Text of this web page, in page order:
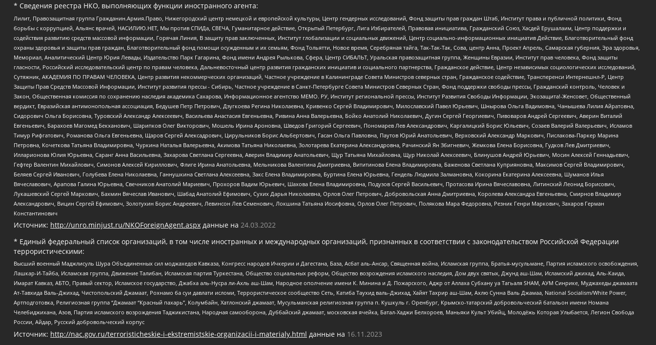
* Сведения реестра НКО, выполняющих функции иностранного агента:
Лилит, Правозащитная группа Гражданин.Армия.Право, Нижегородский центр немецкой и европейской культуры, Центр гендерных исследований, Фонд защиты прав граждан Штаб, Институт права и публичной политики, Фонд
борьбы с коррупцией, Альянс врачей, НАСИЛИЮ.НЕТ, Мы против СПИДа, СВЕЧА, Гуманитарное действие, Открытый Петербург, Лига Избирателей, Правовая инициатива, Гражданский Союз, Хасдей Ерушалаим, Центр поддержки и
содействия развитию средств массовой информации, Горячая Линия, В защиту прав заключенных, Институт глобализации и социальных движений, Центр социально-информационных инициатив Действие, Благотворительный фонд
охраны здоровья и защиты прав граждан, Благотворительный фонд помощи осужденным и их семьям, Фонд Тольятти, Новое время, Серебряная тайга, Так-Так-Так, Сова, центр Анна, Проект Апрель, Самарская губерния, Эра здоровья,
Мемориал, Аналитический Центр Юрия Левады, Издательство Парк Гагарина, Фонд имени Андрея Рылькова, Сфера, Центр СИБАЛЬТ, Уральская правозащитная группа, Женщины Евразии, Институт прав человека, Фонд защиты
гласности, Российский исследовательский центр по правам человека, Дальневосточный центр развития гражданских инициатив и социального партнерства, Гражданское действие, Центр независимых социологических исследований,
Сутяжник, АКАДЕМИЯ ПО ПРАВАМ ЧЕЛОВЕКА, Центр развития некоммерческих организаций, Частное учреждение в Калининграде Совета Министров северных стран, Гражданское содействие, Трансперенси Интернешнл-Р, Центр
Защиты Прав Средств Массовой Информации, Институт развития прессы - Сибирь, Частное учреждение в Санкт-Петербурге Совета Министров Северных Стран, Фонд поддержки свободы прессы, Гражданский контроль, Человек и
Закон, Общественная комиссия по сохранению наследия академика Сахарова, Информационное агентство МЕМО. РУ, Институт региональной прессы, Институт Развития Свободы Информации, Экозащита!-Женсовет, Общественный
вердикт, Евразийская антимонопольная ассоциация, Бедушев Петр Петрович, Дзугкоева Регина Николаевна, Кривенко Сергей Владимирович, Милославский Павел Юрьевич, Шнырова Ольга Вадимовна, Чанышева Лилия Айратовна,
Сидорович Ольга Борисовна, Туровский Александр Алексеевич, Васильева Анастасия Евгеньевна, Ривина Анна Валерьевна, Бойко Анатолий Николаевич, Дугин Сергей Георгиевич, Пивоваров Андрей Сергеевич, Аверин Виталий
Евгеньевич, Барахоев Магомед Бекханович, Шарипков Олег Викторович, Мошель Ирина Ароновна, Шведов Григорий Сергеевич, Пономарев Лев Александрович, Каргалицкий Борис Юльевич, Созаев Валерий Валерьевич, Исламов
Тимур Рифгатович, Романова Ольга Евгеньевна, Щаров Сергей Алексадрович, Цирульников Борис Альбертович, Гасан Ольга Павловна, Паутов Юрий Анатольевич, Верховский Александр Маркович, Пислакова-Паркер Марина
Петровна, Кочеткова Татьяна Владимировна, Чуркина Наталья Валерьевна, Акимова Татьяна Николаевна, Золотарева Екатерина Александровна, Рачинский Ян Збигневич, Жемкова Елена Борисовна, Гудков Лев Дмитриевич,
Илларионова Юлия Юрьевна, Саранг Анна Васильевна, Захарова Светлана Сергеевна, Аверин Владимир Анатольевич, Щур Татьяна Михайловна, Щур Николай Алексеевич, Блинушов Андрей Юрьевич, Мосин Алексей Геннадьевич,
Гефтер Валентин Михайлович, Симонов Алексей Кириллович, Флиге Ирина Анатольевна, Мельникова Валентина Дмитриевна, Вититинова Елена Владимировна, Баженова Светлана Куприяновна, Максимов Сергей Владимирович,
Беляев Сергей Иванович, Голубева Елена Николаевна, Ганнушкина Светлана Алексеевна, Закс Елена Владимировна, Буртина Елена Юрьевна, Гендель Людмила Залмановна, Кокорина Екатерина Алексеевна, Шуманов Илья
Вячеславович, Арапова Галина Юрьевна, Свечников Анатолий Мариевич, Прохоров Вадим Юрьевич, Шахова Елена Владимировна, Подузов Сергей Васильевич, Протасова Ирина Вячеславовна, Литинский Леонид Борисович,
Лукашевский Сергей Маркович, Бахмин Вячеслав Иванович, Шабад Анатолий Ефимович, Сухих Дарья Николаевна, Орлов Олег Петрович, Добровольская Анна Дмитриевна, Королева Александра Евгеньевна, Смирнов Владимир
Александрович, Вицин Сергей Ефимович, Золотухин Борис Андреевич, Левинсон Лев Семенович, Локшина Татьяна Иосифовна, Орлов Олег Петрович, Полякова Мара Федоровна, Резник Генри Маркович, Захаров Герман
Константинович
Источник: http://unro.minjust.ru/NKOForeignAgent.aspx данные на 24.03.2022
* Единый федеральный список организаций, в том числе иностранных и международных организаций, признанных в соответствии с законодательством Российской Федерации
террористическими:
Высший военный Маджлисуль Шура Объединенных сил моджахедов Кавказа, Конгресс народов Ичкерии и Дагестана, База, Асбат аль-Ансар, Священная война, Исламская группа, Братья-мусульмане, Партия исламского освобождения,
Лашкар-И-Тайба, Исламская группа, Движение Талибан, Исламская партия Туркестана, Общество социальных реформ, Общество возрождения исламского наследия, Дом двух святых, Джунд аш-Шам, Исламский джихад, Аль-Каида,
Имарат Кавказ, АБТО, Правый сектор, Исламское государство, Джабха аль-Нусра ли-Ахль аш-Шам, Народное ополчение имени К. Минина и Д. Пожарского, Аджр от Аллаха Субхану уа Тагьаля SHAM, АУМ Синрике, Муджахеды джамаата
Ат-Тавхида Валь-Джихад, Чистопольский Джамаат, Рохнамо ба суи давлати исломи, Террористическое сообщество Сеть, Катиба Таухид валь-Джихад, Хайят Тахрир аш-Шам, Ахлю Сунна Валь Джамаа, National Socialism/White Power,
Артподготовка, Религиозная группа “Джамаат “Красный пахарь”, Колумбайн, Хатлонский джамаат, Мусульманская религиозная группа п. Кушкуль г. Оренбург, Крымско-татарский добровольческий батальон имени Номана
Челебиджихана, Азов, Партия исламского возрождения Таджикистана, Народная самооборона, Дуббайский джамаат, московская ячейка, Батал-Хаджи Белхороев, Маньяки Культ Убийц, Молодёжь Которая Улыбается, Легион Свобода
России, Айдар, Русский добровольческий корпус
Источник: http://nac.gov.ru/terroristicheskie-i-ekstremistskie-organizacii-i-materialy.html данные на 16.11.2023